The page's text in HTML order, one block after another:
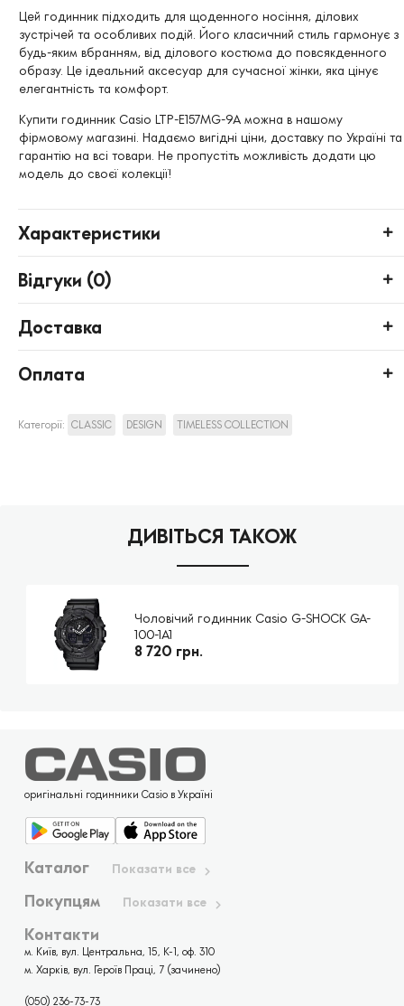
Цей годинник підходить для щоденного носіння, ділових
зустрічей та особливих подій. Його класичний стиль гармонує з
будь-яким вбранням, від ділового костюма до повсякденного
образу. Це ідеальний аксесуар для сучасної жінки, яка цінує
елегантність та комфорт.
Купити годинник Casio LTP-E157MG-9A можна в нашому
фірмовому магазині. Надаємо вигідні ціни, доставку по Україні та
гарантію на всі товари. Не пропустіть можливість додати цю
модель до своєї колекції!
Характеристики
Відгуки (0)
Доставка
Оплата
Категорії: CLASSIC DESIGN TIMELESS COLLECTION
ДИВІТЬСЯ ТАКОЖ
Чоловічий годинник Casio G-SHOCK GA-
100-1A1
8 720 грн.
оригінальні годинники Casio в Україні
Каталог Показати все
Покупцям Показати все
Контакти
м. Київ, вул. Центральна, 15, К-1, оф. 310
м. Харків, вул. Героїв Праці, 7 (зачинено)
(050) 236-73-73